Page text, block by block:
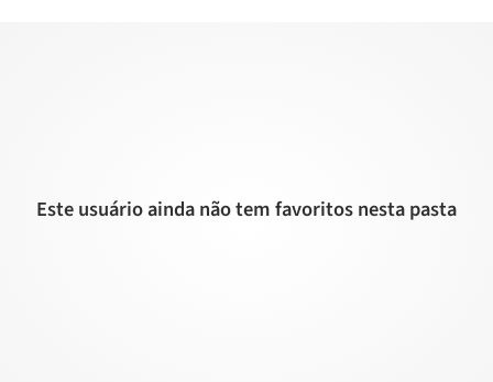
Este usuário ainda não tem favoritos nesta pasta